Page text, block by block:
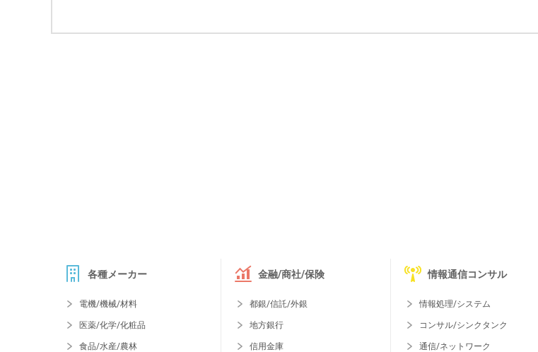
各種メーカー
電機/機械/材料
医薬/化学/化粧品
食品/水産/農林
金融/商社/保険
都銀/信託/外銀
地方銀行
信用金庫
情報通信コンサル
情報処理/システム
コンサル/シンクタンク
通信/ネットワーク